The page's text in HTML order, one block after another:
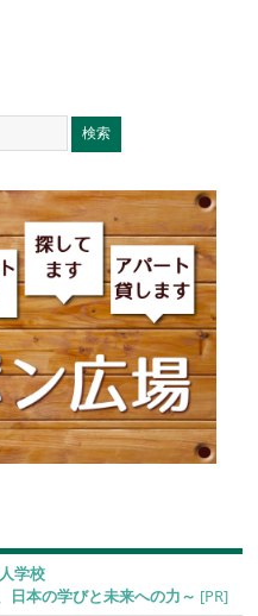
学校
日本の学びと未来への力～ [PR]